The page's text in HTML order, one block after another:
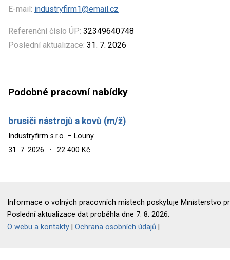
E-mail: industryfirm1@email.cz
Referenční číslo ÚP: 32349640748
Poslední aktualizace: 31. 7. 2026
Podobné pracovní nabídky
brusiči nástrojů a kovů (m/ž)
Industryfirm s.r.o. – Louny
31. 7. 2026
· 22 400 Kč
Informace o volných pracovních místech poskytuje Ministerstvo
Poslední aktualizace dat proběhla dne 7. 8. 2026.
O webu a kontakty |Ochrana osobních údajů